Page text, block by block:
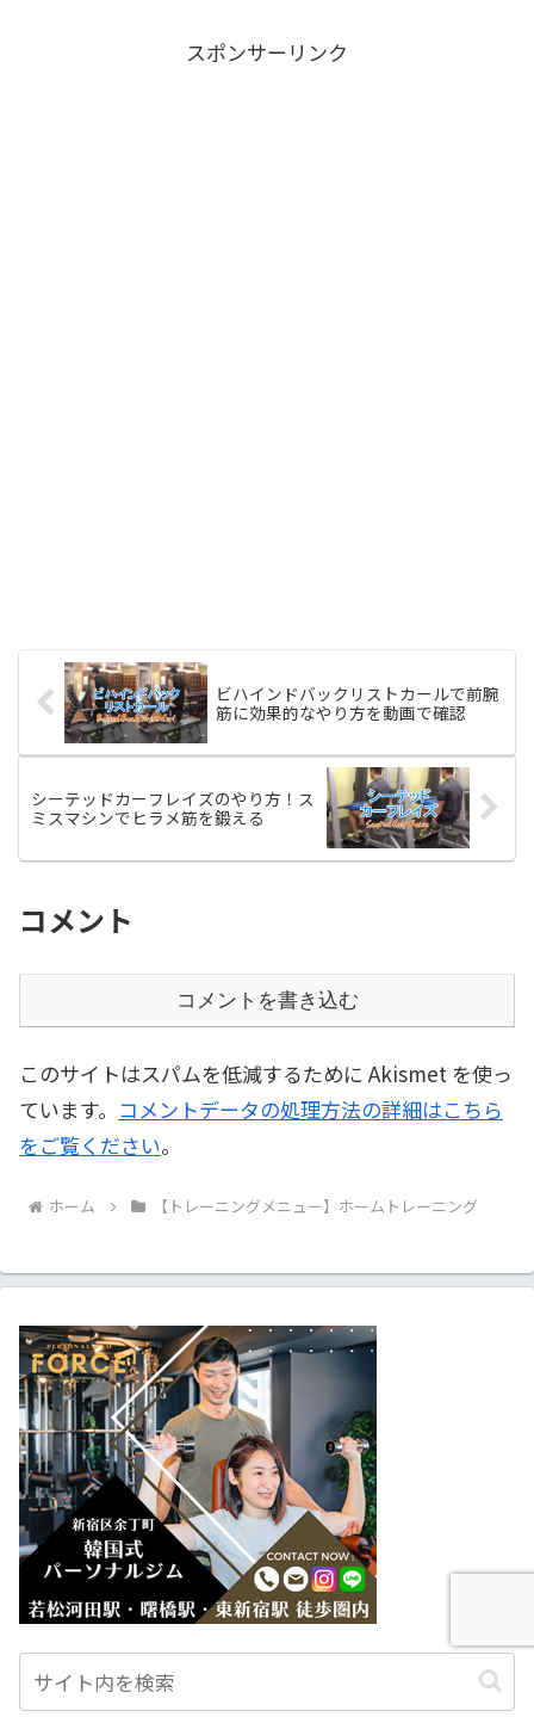
スポンサーリンク
ビハインドバックリストカールで前腕
筋に効果的なやり方を動画で確認
シーテッドカーフレイズのやり方！ス
ミスマシンでヒラメ筋を鍛える
コメント
コメントを書き込む
このサイトはスパムを低減するために Akismet を使っ
ています。 コメントデータの処理方法の詳細はこちら
をご覧ください。
ホーム 【トレーニングメニュー】ホームトレーニング